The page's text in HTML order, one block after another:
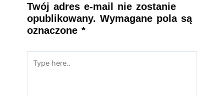
Twój adres e-mail nie zostanie
opublikowany. Wymagane pola są
oznaczone *
Type here..